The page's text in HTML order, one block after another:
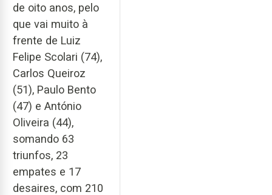
de oito anos, pelo
que vai muito à
frente de Luiz
Felipe Scolari (74),
Carlos Queiroz
(51), Paulo Bento
(47) e António
Oliveira (44),
somando 63
triunfos, 23
empates e 17
desaires, com 210